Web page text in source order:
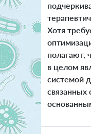
Хотя
полагают,
в целом
системой
связанных